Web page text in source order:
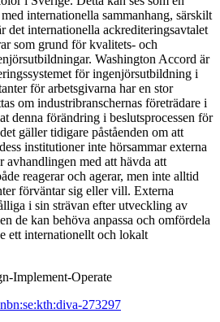
internationella sammanhang, särskilt
det internationella ackrediteringsavtalet
som grund för kvalitets- och
Washington Accord är
för ingenjörsutbildning i
för arbetsgivarna har en stor
om industribranschernas företrädare i
denna förändring i beslutsprocessen för
gäller tidigare påståenden om att
institutioner inte hörsammar externa
avhandlingen med att hävda att
reagerar och agerar, men inte alltid
förväntar sig eller vill. Externa
i sin strävan efter utveckling av
de kan behöva anpassa och omfördela
ett internationellt och lokalt
Implement-Operate
273297